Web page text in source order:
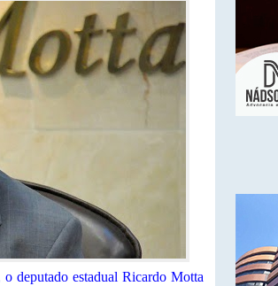
deputado estadual Ricardo Motta